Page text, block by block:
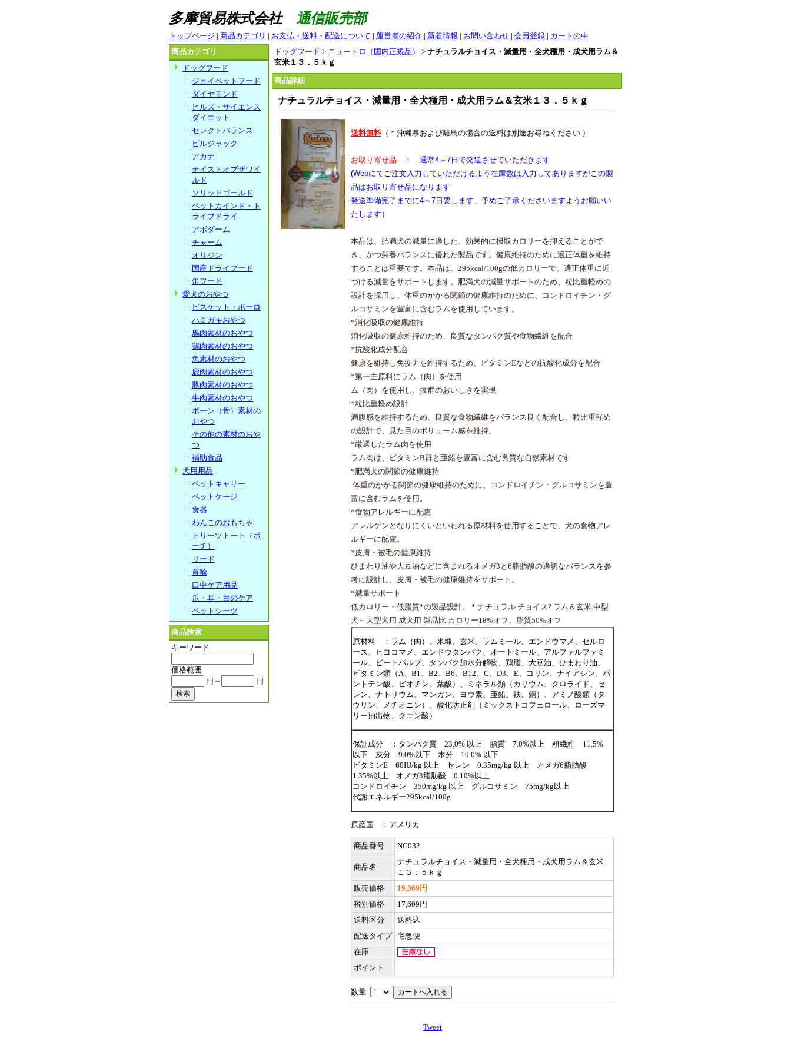
多摩貿易株式会社 通信販売部
トップページ | 商品カテゴリ | お支払・送料・配送について | 運営者の紹介 | 新着情報 | お問い合わせ | 会員登録 | カートの中
商品カテゴリ
ドッグフード
ジョイペットフード
ダイヤモンド
ヒルズ・サイエンス
ダイエット
セレクトバランス
ビルジャック
アカナ
テイストオブザワイ
ルド
ソリッドゴールド
ペットカインド・ト
ライプドライ
アボダーム
チャーム
オリジン
国産ドライフード
缶フード
愛犬のおやつ
ビスケット・ボーロ
ハミガキおやつ
馬肉素材のおやつ
鶏肉素材のおやつ
魚素材のおやつ
鹿肉素材のおやつ
豚肉素材のおやつ
牛肉素材のおやつ
ボーン（骨）素材の
おやつ
その他の素材のおや
つ
補助食品
犬用用品
ペットキャリー
ペットケージ
食器
わんこのおもちゃ
トリーツトート（ポ
ーチ）
リード
首輪
口中ケア用品
爪・耳・目のケア
ペットシーツ
商品検索
キーワード
価格範囲
円～
円
ドッグフード > ニュートロ（国内正規品） > ナチュラルチョイス・減量用・全犬種用・成犬用ラム＆
玄米１３．５ｋｇ
商品詳細
ナチュラルチョイス・減量用・全犬種用・成犬用ラム＆玄米１３．５ｋｇ
送料無料（＊沖縄県および離島の場合の送料は別途お尋ねください ）
お取り寄せ品 ：
通常4～7日で発送させていただきます
(Webにてご注文入力していただけるよう在庫数は入力してありますがこの製
品はお取り寄せ品になります
発送準備完了までに4～7日要します、予めご了承くださいますようお願いい
たします）
本品は、肥満犬の減量に適した、効果的に摂取カロリーを抑えることがで
き、かつ栄養バランスに優れた製品です。健康維持のために適正体重を維持
することは重要です。本品は、295kcal/100gの低カロリーで、適正体重に近
づける減量をサポートします。肥満犬の減量サポートのため、粒比重軽めの
設計を採用し、体重のかかる関節の健康維持のために、コンドロイチン・グ
ルコサミンを豊富に含むラムを使用しています。
*消化吸収の健康維持
消化吸収の健康維持のため、良質なタンパク質や食物繊維を配合
*抗酸化成分配合
健康を維持し免疫力を維持するため、ビタミンEなどの抗酸化成分を配合
*第一主原料にラム（肉）を使用
ム（肉）を使用し、抜群のおいしさを実現
*粒比重軽め設計
満腹感を維持するため、良質な食物繊維をバランス良く配合し、粒比重軽め
の設計で、見た目のボリューム感を維持。
*厳選したラム肉を使用
ラム肉は、ビタミンB群と亜鉛を豊富に含む良質な自然素材です
*肥満犬の関節の健康維持
体重のかかる関節の健康維持のために、コンドロイチン・グルコサミンを豊
富に含むラムを使用。
*食物アレルギーに配慮
アレルゲンとなりにくいといわれる原材料を使用することで、犬の食物アレ
ルギーに配慮。
* 皮膚・被毛の健康維持
ひまわり油や大豆油などに含まれるオメガ3と6脂肪酸の適切なバランスを参
考に設計し、皮膚・被毛の健康維持をサポート。
*減量サポート
低カロリー・低脂質*の製品設計。 * ナチュラル チョイス? ラム＆玄米 中型
犬～大型犬用 成犬用 製品比 カロリー18%オフ、脂質50%オフ
原材料 ：ラム（肉）、米糠、玄米、ラムミール、エンドウマメ、セルロ
ース、ヒヨコマメ、エンドウタンパク、オートミール、アルファルファミ
ール、ビートパルプ、タンパク加水分解物、鶏脂、大豆油、ひまわり油、
ビタミン類（A、B1、B2、B6、B12、C、D3、E、コリン、ナイアシン、パ
ントテン酸、ビオチン、葉酸）、ミネラル類（カリウム、クロライド、セ
レン、ナトリウム、マンガン、ヨウ素、亜鉛、鉄、銅）、アミノ酸類（タ
ウリン、メチオニン）、酸化防止剤（ミックストコフェロール、ローズマ
リー抽出物、クエン酸）
保証成分 ：タンパク質 23.0% 以上 脂質 7.0%以上 粗繊維 11.5%
以下 灰分 9.0%以下 水分 10.0% 以下
ビタミンE 60IU/kg 以上 セレン 0.35mg/kg 以上 オメガ6脂肪酸
1.35%以上 オメガ3脂肪酸 0.10%以上
コンドロイチン 350mg/kg 以上 グルコサミン 75mg/kg以上
代謝エネルギー295kcal/100g
原産国 ：アメリカ
商品番号 NC032
商品名
ナチュラルチョイス・減量用・全犬種用・成犬用ラム＆玄米
１３．５ｋｇ
販売価格
19,369円
税別価格
17,609円
送料区分
送料込
配送タイプ 宅急便
在庫
ポイント
数量:
Tweet